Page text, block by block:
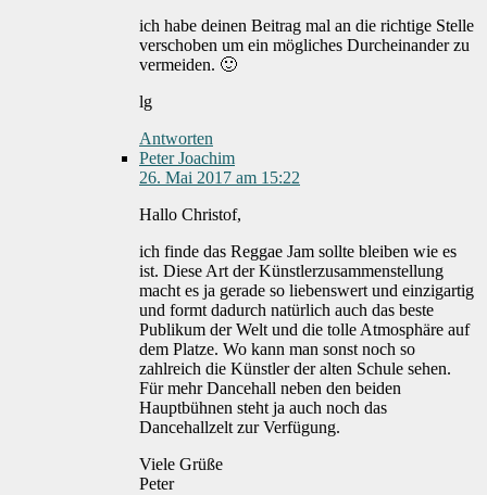
ich habe deinen Beitrag mal an die richtige Stelle
verschoben um ein mögliches Durcheinander zu
vermeiden. 🙂
lg
Antworten
Peter Joachim
26. Mai 2017 am 15:22
Hallo Christof,
ich finde das Reggae Jam sollte bleiben wie es
ist. Diese Art der Künstlerzusammenstellung
macht es ja gerade so liebenswert und einzigartig
und formt dadurch natürlich auch das beste
Publikum der Welt und die tolle Atmosphäre auf
dem Platze. Wo kann man sonst noch so
zahlreich die Künstler der alten Schule sehen.
Für mehr Dancehall neben den beiden
Hauptbühnen steht ja auch noch das
Dancehallzelt zur Verfügung.
Viele Grüße
Peter